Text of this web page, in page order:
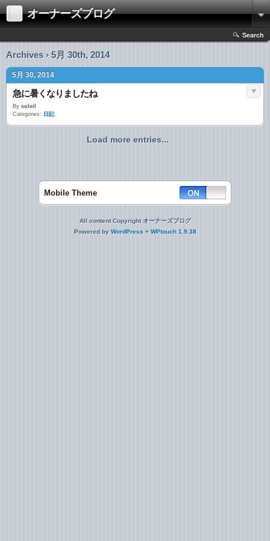
オーナーズブログ
Search
Archives › 5月 30th, 2014
5月 30, 2014
急に暑くなりましたね
By soleil
Categories: 日記
Load more entries...
Mobile Theme
All content Copyright オーナーズブログ
Powered by WordPress + WPtouch 1.9.38